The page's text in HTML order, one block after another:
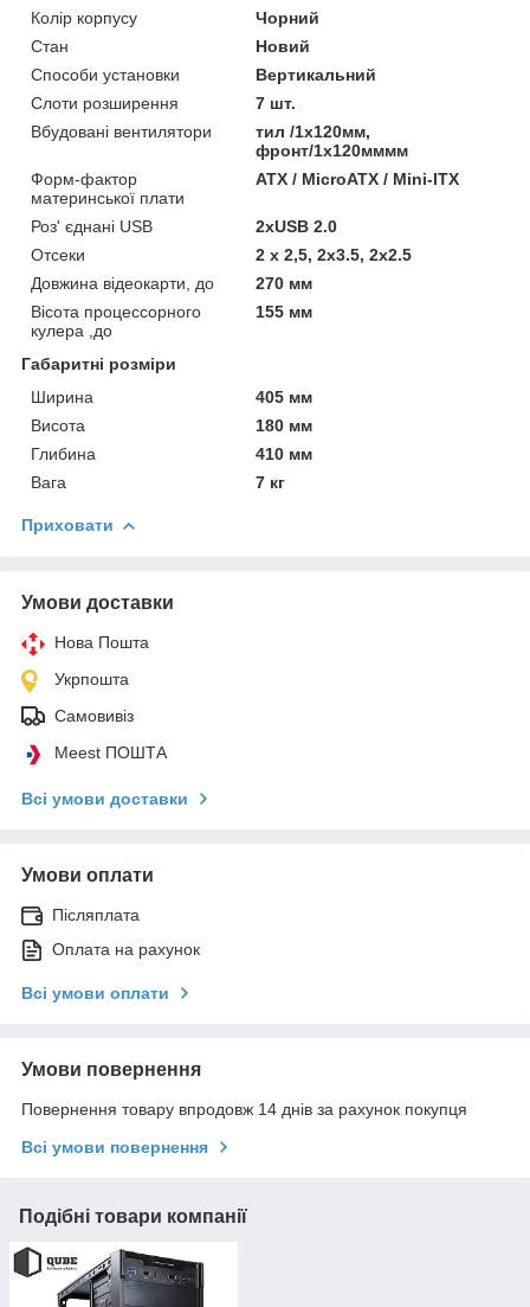
Колір корпусу
Чорний
Стан
Новий
Способи установки
Вертикальний
Слоти розширення
7 шт.
Вбудовані вентилятори
тил /1x120мм,
фронт/1x120мммм
Форм-фактор
материнської плати
ATX / MicroATX / Mini-ITX
Роз' єднані USB
2хUSB 2.0
Отсеки
2 х 2,5, 2x3.5, 2x2.5
Довжина відеокарти, до
270 мм
Вісота процессорного
кулера ,до
155 мм
Габаритні розміри
Ширина
405 мм
Висота
180 мм
Глибина
410 мм
Вага
7 кг
Приховати
Умови доставки
Нова Пошта
Укрпошта
Самовивіз
Meest ПОШТА
Всі умови доставки
Умови оплати
Післяплата
Оплата на рахунок
Всі умови оплати
Умови повернення
Повернення товару впродовж 14 днів за рахунок покупця
Всі умови повернення
Подібні товари компанії